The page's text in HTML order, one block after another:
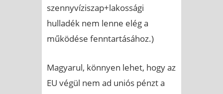
szennyvíziszap+lakossági
hulladék nem lenne elég a
működése fenntartásához.)
Magyarul, könnyen lehet, hogy az
EU végül nem ad uniós pénzt a